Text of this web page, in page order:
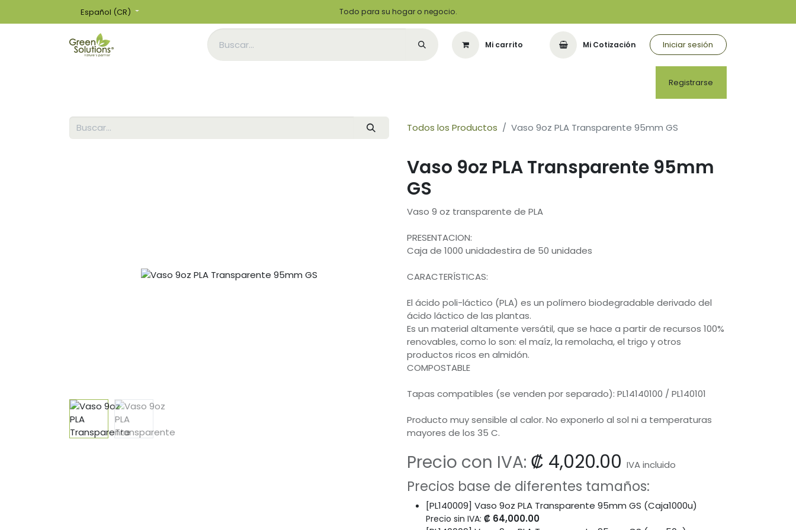
Español (CR) Todo para su hogar o negocio.
Mi carrito Mi Cotización Iniciar sesión
Registrarse
Todos los Productos Vaso 9oz PLA Transparente 95mm GS
Vaso 9oz PLA Transparente 95mm
GS
Vaso 9 oz transparente de PLA
PRESENTACION:
Caja de 1000 unidadestira de 50 unidades
CARACTERÍSTICAS:
El ácido poli-láctico (PLA) es un polímero biodegradable derivado del
ácido láctico de las plantas.
Es un material altamente versátil, que se hace a partir de recursos 100%
renovables, como lo son: el maíz, la remolacha, el trigo y otros
productos ricos en almidón.
COMPOSTABLE
Tapas compatibles (se venden por separado): PL14140100 / PL140101
Producto muy sensible al calor. No exponerlo al sol ni a temperaturas
mayores de los 35 C.
Precio con IVA: ₡ 4,020.00 IVA incluido
Precios base de diferentes tamaños:
[PL140009] Vaso 9oz PLA Transparente 95mm GS (Caja1000u)
Precio sin IVA: ₡ 64,000.00